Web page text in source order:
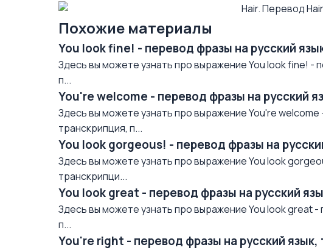
Похожие материалы
You look fine! - перевод фразы на русский
Здесь вы можете узнать про выражение You look fine! -
п...
You're welcome - перевод фразы на русский
Здесь вы можете узнать про выражение You're welcome
транскрипция, п...
You look gorgeous! - перевод фразы на
Здесь вы можете узнать про выражение You look
транскрипци...
You look great - перевод фразы на русский
Здесь вы можете узнать про выражение You look great
п...
You're right - перевод фразы на русский